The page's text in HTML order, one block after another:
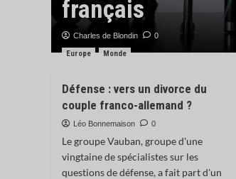
français
Charles de Blondin 0
Europe Monde
Défense : vers un divorce du
couple franco-allemand ?
Léo Bonnemaison 0
Le groupe Vauban, groupe d'une
vingtaine de spécialistes sur les
questions de défense, a fait part d'un